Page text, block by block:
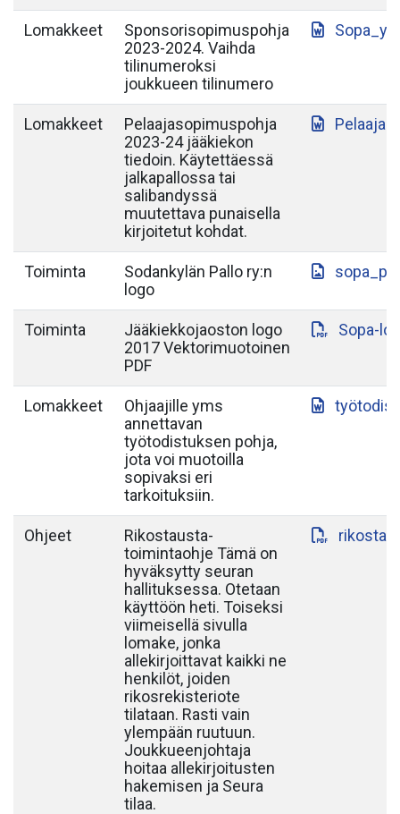
Lomakkeet
Sponsorisopimuspohja
2023-2024. Vaihda
tilinumeroksi
joukkueen tilinumero
Lomakkeet
Pelaajasopimuspohja
2023-24 jääkiekon
tiedoin. Käytettäessä
jalkapallossa tai
salibandyssä
muutettava punaisella
kirjoitetut kohdat.
Toiminta
Sodankylän Pallo ry:n
logo
Toiminta
Jääkiekkojaoston logo
2017 Vektorimuotoinen
PDF
Sopa-
Lomakkeet
Ohjaajille yms
annettavan
työtodistuksen pohja,
jota voi muotoilla
sopivaksi eri
tarkoituksiin.
Ohjeet
Rikostausta-
toimintaohje Tämä on
hyväksytty seuran
hallituksessa. Otetaan
käyttöön heti. Toiseksi
viimeisellä sivulla
lomake, jonka
allekirjoittavat kaikki ne
henkilöt, joiden
rikosrekisteriote
tilataan. Rasti vain
ylempään ruutuun.
Joukkueenjohtaja
hoitaa allekirjoitusten
hakemisen ja Seura
tilaa.